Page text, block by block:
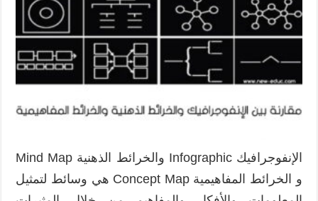
الإنفوجرافيك Infographic والخرائط الذهنية Mind Map
و الخرائط المفاهيمية Concept Map هي وسائط لتمثيل